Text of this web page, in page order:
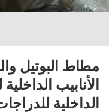
مطاط البوتيل
الأنابيب
الداخلية